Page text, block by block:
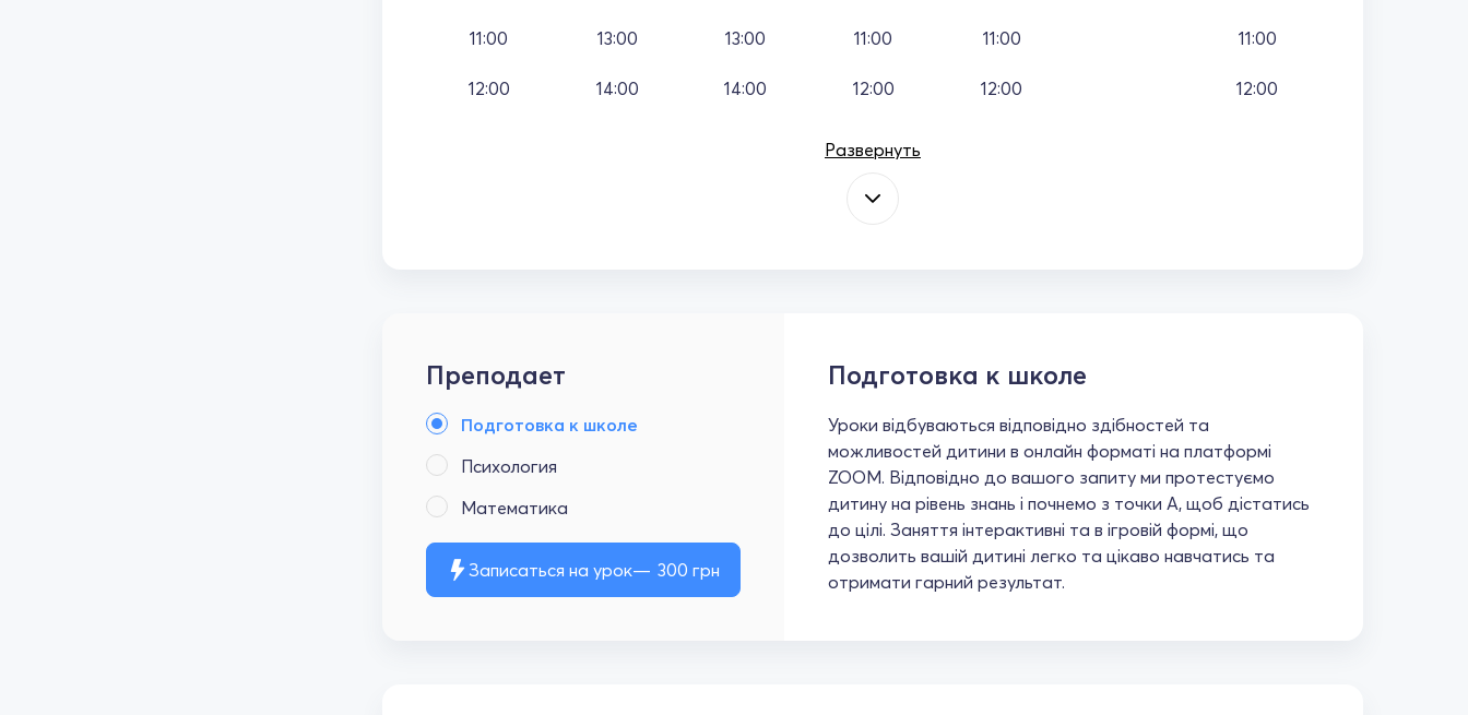
11:00
12:00
13:00
14:00
13:00
14:00
11:00
12:00
11:00
12:00
11:00
12:00
Развернуть
Преподает
Подготовка к школе
Психология
Математика
Записаться на урок 300 грн
Подготовка к школе
Уроки відбуваються відповідно здібностей та
можливостей дитини в онлайн форматі на платформі
ZOOM. Відповідно до вашого запиту ми протестуємо
дитину на рівень знань і почнемо з точки А, щоб дістатись
до цілі. Заняття інтерактивні та в ігровій формі, що
дозволить вашій дитині легко та цікаво навчатись та
отримати гарний результат.